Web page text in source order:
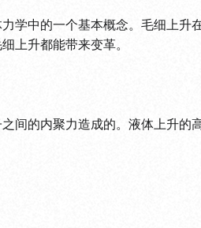
学中的一个基本概念。毛细上升
上升都能带来变革。
间的内聚力造成的。液体上升的